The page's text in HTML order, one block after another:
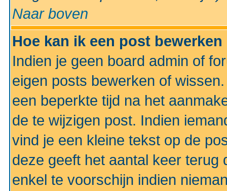
Naar boven
Hoe kan ik een post
Indien je geen board admin of
eigen posts bewerken of
een beperkte tijd na het
de te wijzigen post. Indien
vind je een kleine tekst op de
deze geeft het aantal keer terug
enkel te voorschijn indien